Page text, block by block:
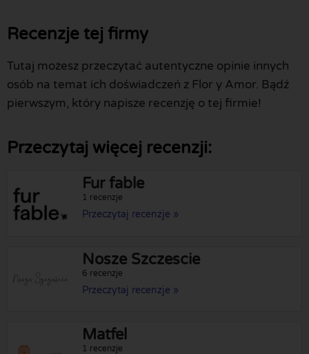
Recenzje tej firmy
Tutaj możesz przeczytać autentyczne opinie innych
osób na temat ich doświadczeń z Flor y Amor. Bądź
pierwszym, który napisze recenzję o tej firmie!
Przeczytaj więcej recenzji:
Fur fable
1 recenzje
Przeczytaj recenzje »
Nosze Szczescie
6 recenzje
Przeczytaj recenzje »
Matfel
1 recenzje